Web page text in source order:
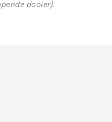
dooier).